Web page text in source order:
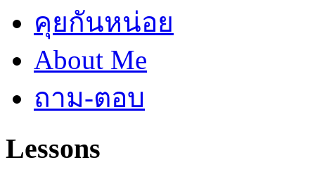
คุยกันหน่อย
About Me
ถาม-ตอบ
Lessons